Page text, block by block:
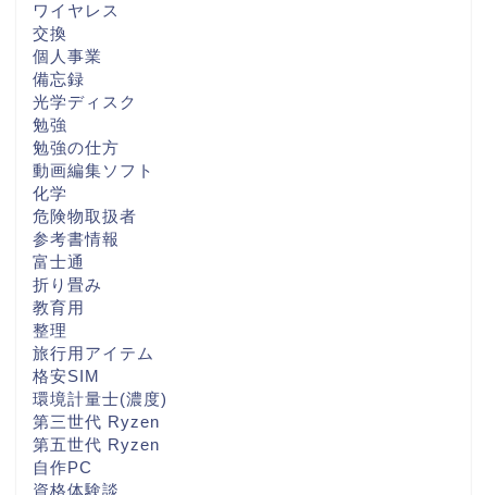
ワイヤレス
交換
個人事業
備忘録
光学ディスク
勉強
勉強の仕方
動画編集ソフト
化学
危険物取扱者
参考書情報
富士通
折り畳み
教育用
整理
旅行用アイテム
格安SIM
環境計量士(濃度)
第三世代 Ryzen
第五世代 Ryzen
自作PC
資格体験談